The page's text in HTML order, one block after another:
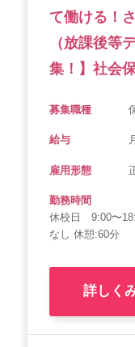
て働ける！
（放課後等
集！】社会
募集職種
給与
雇用形態
勤務時間
休校日 9:00〜
なし 休憩:60分
詳しく